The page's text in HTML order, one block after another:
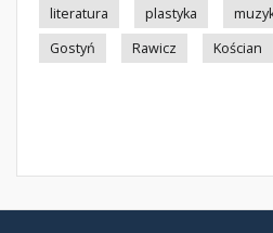
literatura
plastyka
Gostyń
Rawicz Kościan